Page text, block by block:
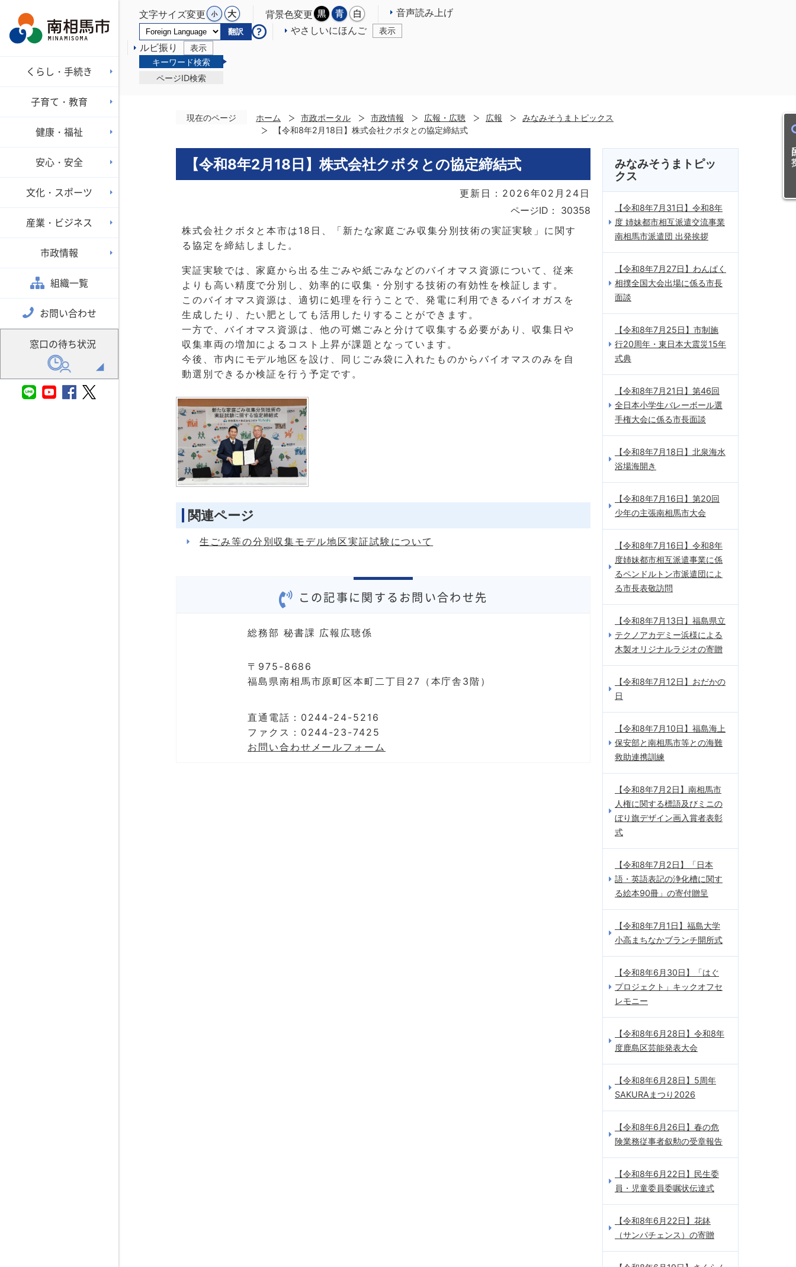
文字サイズ変更 背景色変更 音声読み上げ
翻訳 やさしいにほんご 表示
ルビ振り
表示
キーワード検索
ページID検索
くらし・手続き
子育て・教育
健康・福祉
安心・安全
文化・スポーツ
産業・ビジネス
市政情報
組織一覧
お問い合わせ
窓口の待ち状況
目
現在のページ ホーム 市政ポータル 市政情報 広報・広聴 広報
みなみそうまトピックス
【令和8年2月18日】株式会社クボタとの協定締結式
【令和8年2月18日】株式会社クボタとの協定締結式
更新日：2026年02月24日
ページID：
30358
株式会社クボタと本市は18日、「新たな家庭ごみ収集分別技術の実証実験」に関す
る協定を締結しました。
実証実験では、家庭から出る生ごみや紙ごみなどのバイオマス資源について、従来
よりも高い精度で分別し、効率的に収集・分別する技術の有効性を検証します。
このバイオマス資源は、適切に処理を行うことで、発電に利用できるバイオガスを
生成したり、たい肥としても活用したりすることができます。
一方で、バイオマス資源は、他の可燃ごみと分けて収集する必要があり、収集日や
収集車両の増加によるコスト上昇が課題となっています。
今後、市内にモデル地区を設け、同じごみ袋に入れたものからバイオマスのみを自
動選別できるか検証を行う予定です。
関連ページ
生ごみ等の分別収集モデル地区実証試験について
この記事に関するお問い合わせ先
総務部 秘書課 広報広聴係
〒975-8686
福島県南相馬市原町区本町二丁目27（本庁舎3階）
直通電話：0244-24-5216
ファクス：0244-23-7425
お問い合わせメールフォーム
みなみそうまトピッ
クス
【令和8年7月31日】令和8年
度 姉妹都市相互派遣交流事業
南相馬市派遣団 出発挨拶
【令和8年7月27日】わんぱく
相撲全国大会出場に係る市長
面談
【令和8年7月25日】市制施
行20周年・東日本大震災15年
式典
【令和8年7月21日】第46回
全日本小学生バレーボール選
手権大会に係る市長面談
【令和8年7月18日】北泉海水
浴場海開き
【令和8年7月16日】第20回
少年の主張南相馬市大会
【令和8年7月16日】令和8年
度姉妹都市相互派遣事業に係
るペンドルトン市派遣団によ
る市長表敬訪問
【令和8年7月13日】福島県立
テクノアカデミー浜様による
木製オリジナルラジオの寄贈
【令和8年7月12日】おだかの
日
【令和8年7月10日】福島海上
保安部と南相馬市等との海難
救助連携訓練
【令和8年7月2日】南相馬市
人権に関する標語及びミニの
ぼり旗デザイン画入賞者表彰
式
【令和8年7月2日】「日本
語・英語表記の浄化槽に関す
る絵本90冊」の寄付贈呈
【令和8年7月1日】福島大学
小高まちなかブランチ開所式
【令和8年6月30日】「はぐ
プロジェクト」キックオフセ
レモニー
【令和8年6月28日】令和8年
度鹿島区芸能発表大会
【令和8年6月28日】5周年
SAKURAまつり2026
【令和8年6月26日】春の危
険業務従事者叙勲の受章報告
【令和8年6月22日】民生委
員・児童委員委嘱状伝達式
【令和8年6月22日】花鉢
（サンパチェンス）の寄贈